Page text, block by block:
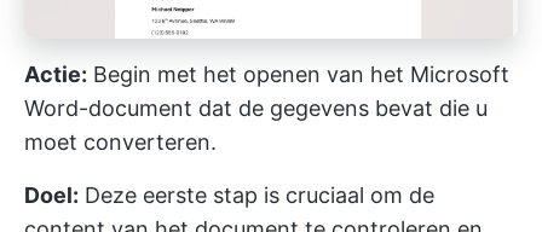
Actie: Begin met het openen van het Microsoft
Word-document dat de gegevens bevat die u
moet converteren.
Doel: Deze eerste stap is cruciaal om de